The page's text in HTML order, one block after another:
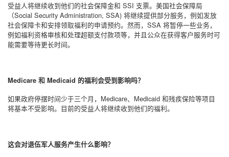
受益人将继续收到他们的社会保障金和 SSI 支票。美国社会保障局
（Social Security Administration, SSA) 将继续提供部分服务，例如发放
社会保障卡和安排领取福利的申请预约。然而， SSA 将暂停一些业务，
例如福利资格审核和处理超额支付款项等，并且公众在获得客户服务时可
能需要等待更长时间。
Medicare 和 Medicaid 的福利会受到影响吗？
如果政府停摆时间少于三个月， Medicare、 Medicaid 和残疾保险等项目
将基本不受影响。目前的受益人将继续收到他们的福利。
这会对退伍军人服务产生什么影响？